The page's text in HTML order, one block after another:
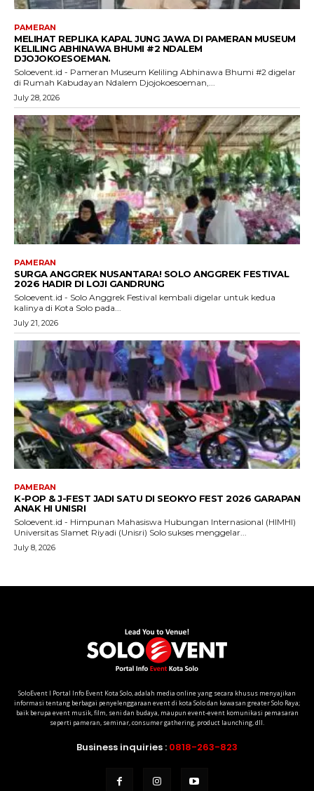
SoloEvent I Portal Info Event Kota Solo, adalah media online yang secara khusus menyajikan
informasi tentang berbagai penyelenggaraan event di kota Solo dan kawasan greater Solo Raya;
baik berupa event musik, film, seni dan budaya, maupun event-event komunikasi pemasaran
seperti pameran, seminar, consumer gathering, product launching, dll.
Business inquiries : 0818-263-823